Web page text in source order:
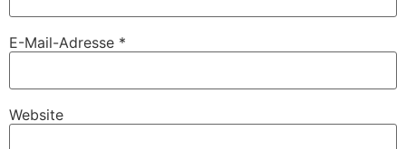
E-Mail-Adresse *
Website